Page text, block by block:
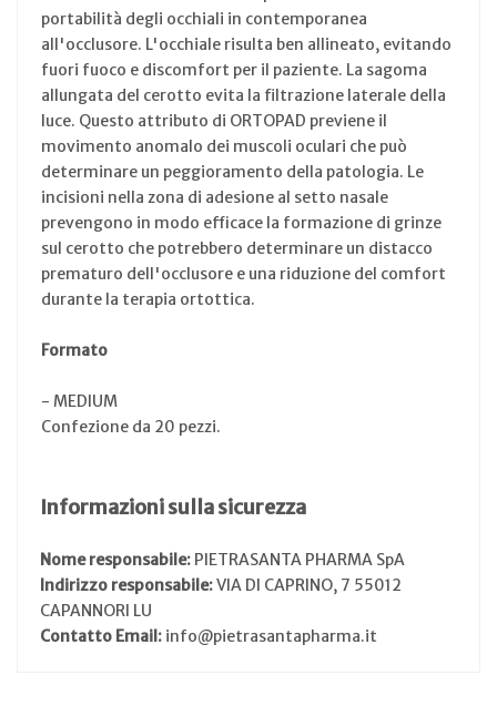
portabilità degli occhiali in contemporanea
all'occlusore. L'occhiale risulta ben allineato, evitando
fuori fuoco e discomfort per il paziente. La sagoma
allungata del cerotto evita la filtrazione laterale della
luce. Questo attributo di ORTOPAD previene il
movimento anomalo dei muscoli oculari che può
determinare un peggioramento della patologia. Le
incisioni nella zona di adesione al setto nasale
prevengono in modo efficace la formazione di grinze
sul cerotto che potrebbero determinare un distacco
prematuro dell'occlusore e una riduzione del comfort
durante la terapia ortottica.
Formato
- MEDIUM
Confezione da 20 pezzi.
Informazioni sulla sicurezza
Nome responsabile: PIETRASANTA PHARMA SpA
Indirizzo responsabile:VIA DI CAPRINO, 7 55012
CAPANNORI LU
Contatto Email: info@pietrasantapharma.it